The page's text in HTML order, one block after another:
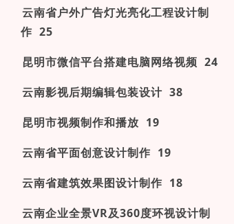
云南省户外广告灯光亮化工程设计制
作 25
昆明市微信平台搭建电脑网络视频 24
云南影视后期编辑包装设计 38
昆明市视频制作和播放 19
云南省平面创意设计制作 19
云南省建筑效果图设计制作 18
云南企业全景VR及360度环视设计制